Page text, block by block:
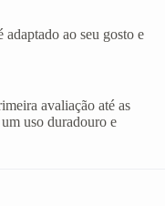
ao seu gosto e
avaliação até as
uso duradouro e